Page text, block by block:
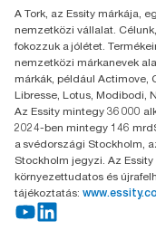
H-1021 Budapest
Budakeszi út 51.
A Tork, az Essity márkája,
nemzetközi vállalat.
fokozzuk a jólétet.
nemzetközi márkanevek
márkák, például Actimove,
Libresse, Lotus, Modibodi,
Az Essity mintegy 36 000
2024-ben mintegy 146
a svédországi Stockholm,
Stockholm jegyzi. Az
környezettudatos és
tájékoztatás: